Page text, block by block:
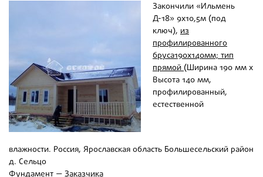
Закончили «Ильмень
Д-18» 9х10,5м (под
ключ), из
профилированного
бруса190х140мм; тип
прямой(Ширина 190 мм х
Высота 140 мм,
профилированный,
естественной
влажности. Россия, Ярославская область Большесельский район
д. Сельцо
Фундамент —Заказчика